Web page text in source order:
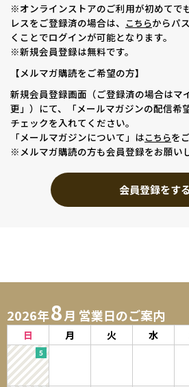
※オンラインストアのご利用が初めてで
レスをご登録済の場合は、 こちらからパ
くことでログインが可能となります。
※新規会員登録は無料です。
【メルマガ購読をご希望の方】
新規会員登録画面（ご登録済の場合はマ
更」）にて、「メールマガジンの配信希
チェックを入れてください。
「メールマガジンについて」はこちらを
※メルマガ購読の方も会員登録をお願い
会員登録をする
2026年8月 営業日のご案内
日 月 火 水